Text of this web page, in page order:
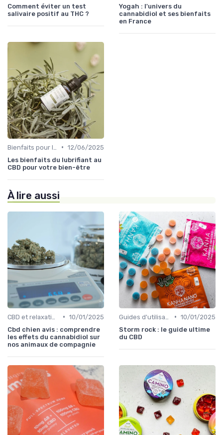
Comment éviter un test
salivaire positif au THC ?
Yogah : l'univers du
cannabidiol et ses bienfaits
en France
• 12/06/2025
Les bienfaits du lubrifiant au
CBD pour votre bien-être
À lire aussi
• 10/01/2025
Cbd chien avis : comprendre
les effets du cannabidiol sur
nos animaux de compagnie
• 10/01/2025
Storm rock : le guide ultime
du CBD